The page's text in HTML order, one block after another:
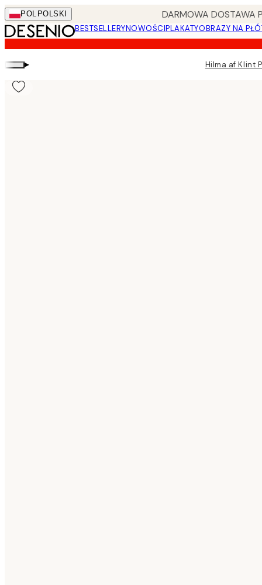
Skip
to
main
content.
POL POLSKI DARMOWA DOSTAWA
BESTSELLERYNOWOŚCIPLAKATYOBRAZY NA
▸ Hilma af Klint